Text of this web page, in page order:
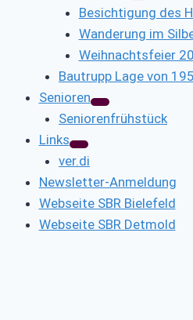
Besichtigung des
Wanderung im
Weihnachtsfeier
Bautrupp Lage von
Senioren
Seniorenfrühstück
Links
ver.di
Newsletter-Anmeldung
Webseite SBR Bielefeld
Webseite SBR Detmold